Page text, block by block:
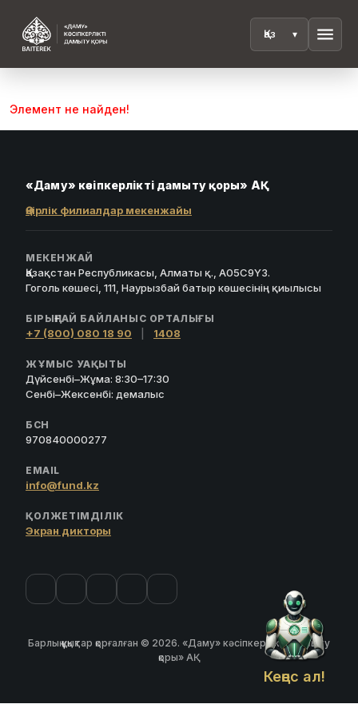
menu
Кеңес ал!
Элемент не найден!
«Даму» кәсіпкерлікті дамыту қоры» АҚ
Өңірлік филиалдар мекенжайы
МЕКЕНЖАЙ
Қазақстан Республикасы, Алматы қ., A05C9Y3.
Гоголь көшесі, 111, Наурызбай батыр көшесінің қиылысы
БІРЫҢҒАЙ БАЙЛАНЫС ОРТАЛЫҒЫ
+7 (800) 080 18 90 1408
ЖҰМЫС УАҚЫТЫ
Дүйсенбі–Жұма: 8:30–17:30
Сенбі–Жексенбі: демалыс
БСН
970840000277
EMAIL
info@fund.kz
ҚОЛЖЕТІМДІЛІК
Экран дикторы
Барлық құқықтар қорғалған © 2026. «Даму» кәсіпкерлікті дамыту
қоры» АҚ